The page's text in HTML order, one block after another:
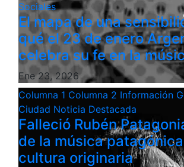
Sociales
El mapa de una
qué el 23 de enero
celebra su fe en la
Ene 23, 2026
Columna 1 Columna 2 Información
Ciudad Noticia Destacada
Falleció Rubén
de la música
cultura originaria